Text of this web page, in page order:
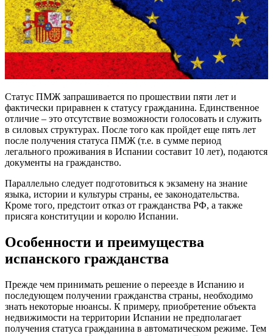
Статус ПМЖ запрашивается по прошествии пяти лет и
фактически приравнен к статусу гражданина. Единственное
отличие – это отсутствие возможности голосовать и служить
в силовых структурах. После того как пройдет еще пять лет
после получения статуса ПМЖ (т.е. в сумме период
легального проживания в Испании составит 10 лет), подаются
документы на гражданство.
Параллельно следует подготовиться к экзамену на знание
языка, истории и культуры страны, ее законодательства.
Кроме того, предстоит отказ от гражданства РФ, а также
присяга конституции и королю Испании.
Особенности и преимущества
испанского гражданства
Прежде чем принимать решение о переезде в Испанию и
последующем получении гражданства страны, необходимо
знать некоторые нюансы. К примеру, приобретение объекта
недвижимости на территории Испании не предполагает
получения статуса гражданина в автоматическом режиме. Тем